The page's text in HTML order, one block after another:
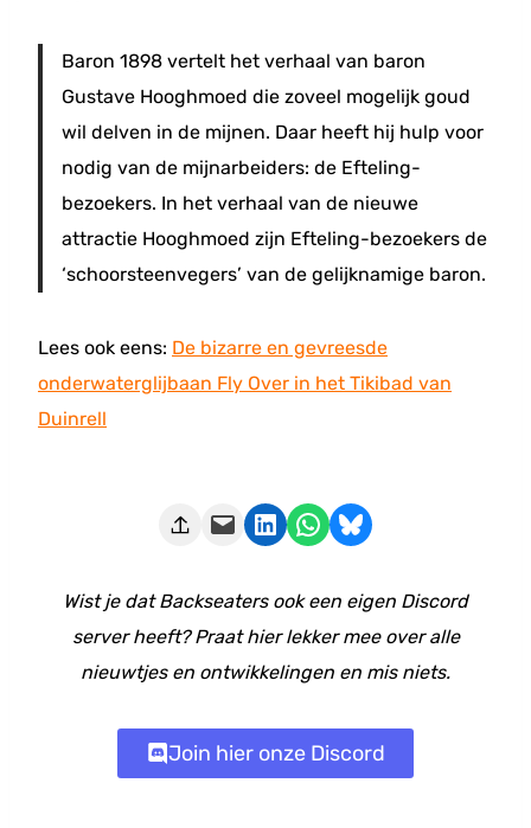
Baron 1898 vertelt het verhaal van baron
Gustave Hooghmoed die zoveel mogelijk goud
wil delven in de mijnen. Daar heeft hij hulp voor
nodig van de mijnarbeiders: de Efteling-
bezoekers. In het verhaal van de nieuwe
attractie Hooghmoed zijn Efteling-bezoekers de
‘schoorsteenvegers’ van de gelijknamige baron.
Lees ook eens: De bizarre en gevreesde
onderwaterglijbaan Fly Over in het Tikibad van
Duinrell
Deze pagina e-mailen Delen op LinkedIn Delen via WhatsApp Share on Bluesky
Wist je dat Backseaters ook een eigen Discord
server heeft? Praat hier lekker mee over alle
nieuwtjes en ontwikkelingen en mis niets.
Join hier onze Discord